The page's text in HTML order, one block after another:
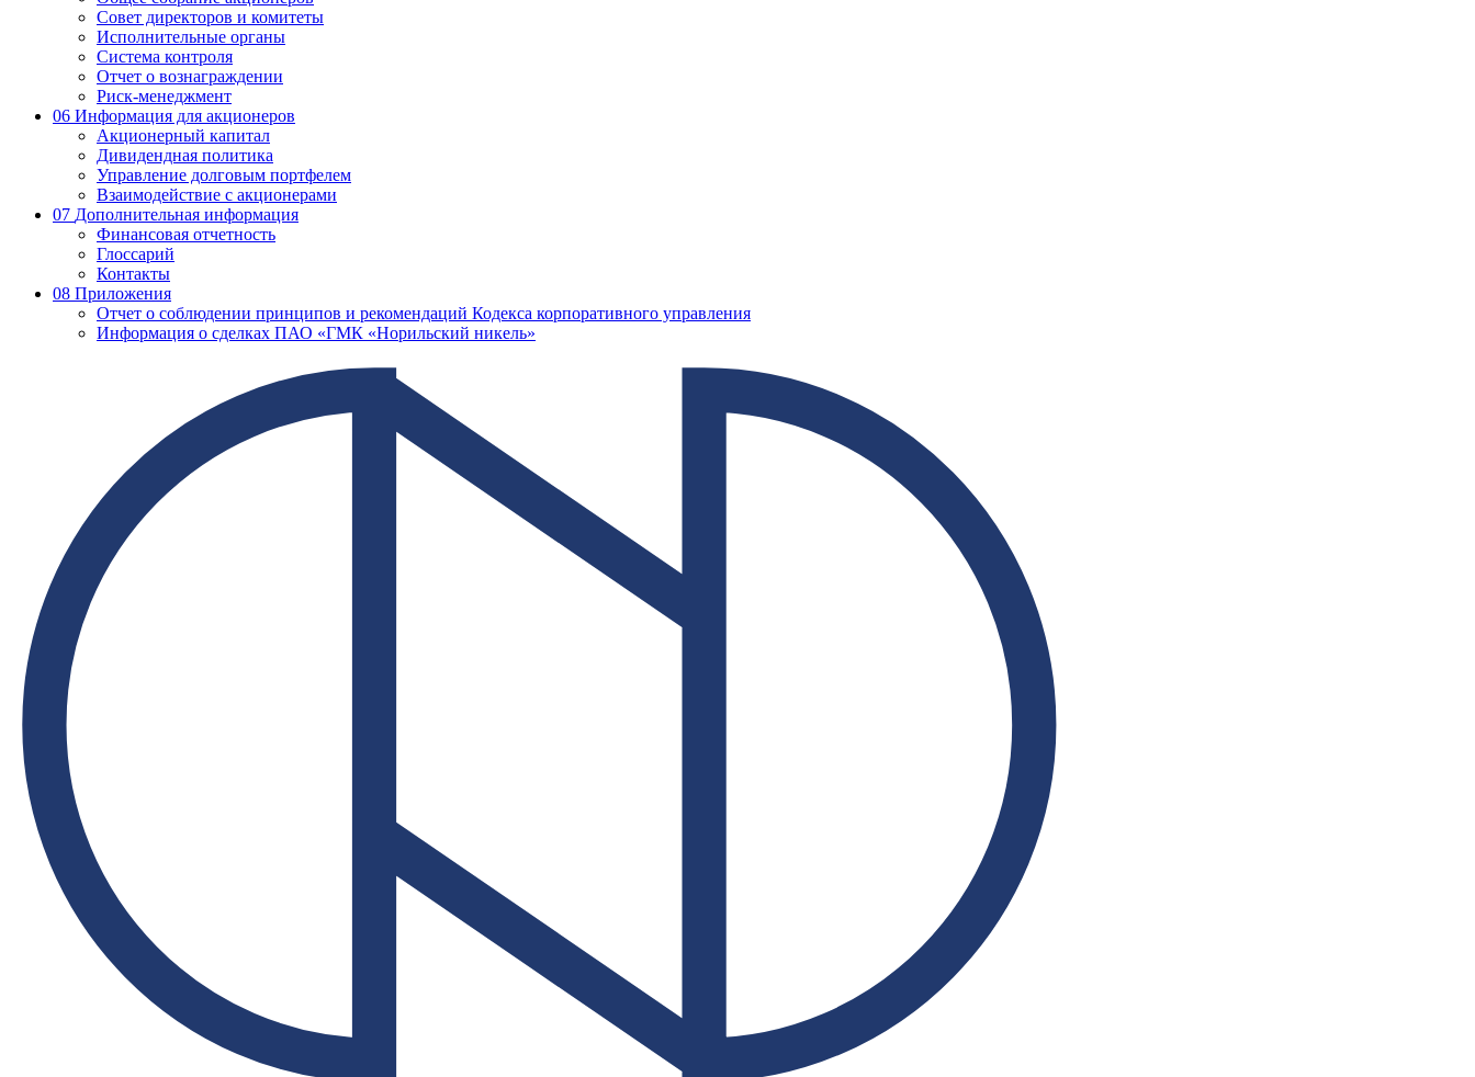
Совет директоров и комитеты
Исполнительные органы
Система контроля
Отчет о вознаграждении
Риск-менеджмент
06 Информация для акционеров
Акционерный капитал
Дивидендная политика
Управление долговым портфелем
Взаимодействие с акционерами
07 Дополнительная информация
Финансовая отчетность
Глоссарий
Контакты
08 Приложения
Отчет о соблюдении принципов и рекомендаций Кодекса корпоративного управления
Информация о сделках ПАО «ГМК «Норильский никель»